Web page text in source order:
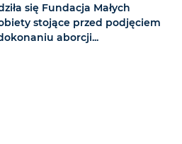
się Fundacja Małych
stojące przed podjęciem
aborcji...